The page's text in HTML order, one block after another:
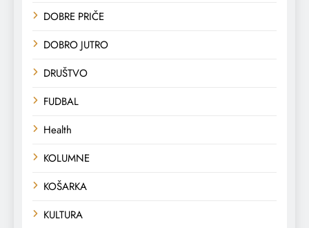
DOBRE PRIČE
DOBRO JUTRO
DRUŠTVO
FUDBAL
Health
KOLUMNE
KOŠARKA
KULTURA